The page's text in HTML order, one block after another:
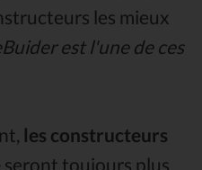
les mieux
est l'une de ces
les constructeurs
seront toujours plus